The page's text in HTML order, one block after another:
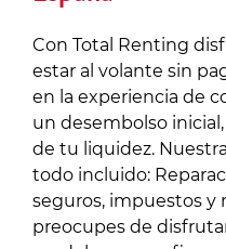
Con Total Renting
estar al volante sin
en la experiencia de
un desembolso
de tu liquidez.
todo incluido:
seguros, impuestos y
preocupes de